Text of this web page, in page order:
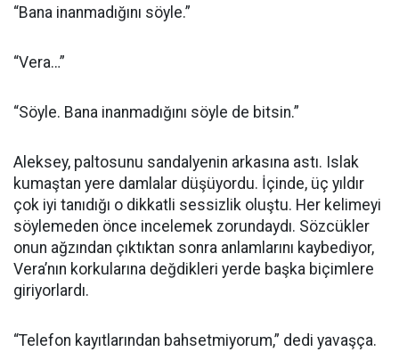
“Bana inanmadığını söyle.”
“Vera…”
“Söyle. Bana inanmadığını söyle de bitsin.”
Aleksey, paltosunu sandalyenin arkasına astı. Islak
kumaştan yere damlalar düşüyordu. İçinde, üç yıldır
çok iyi tanıdığı o dikkatli sessizlik oluştu. Her kelimeyi
söylemeden önce incelemek zorundaydı. Sözcükler
onun ağzından çıktıktan sonra anlamlarını kaybediyor,
Vera’nın korkularına değdikleri yerde başka biçimlere
giriyorlardı.
“Telefon kayıtlarından bahsetmiyorum,” dedi yavaşça.